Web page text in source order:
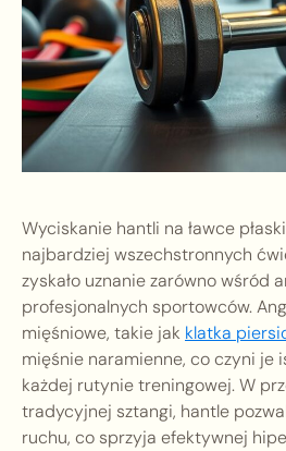
Wyciskanie hantli na ławce
najbardziej wszechstronnych
zyskało uznanie zarówno wśród
profesjonalnych sportowców.
mięśniowe, takie jak klatka
mięśnie naramienne, co czyni je
każdej rutynie treningowej. W
tradycyjnej sztangi, hantle
ruchu, co sprzyja efektywnej